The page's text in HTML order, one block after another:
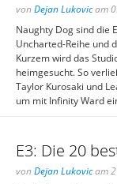
von Dejan Lukovicam
Naughty Dog sind die
Uncharted-Reihe und
Kurzem wird das
heimgesucht. So
Taylor Kurosaki und
um mit Infinity Ward
E3: Die 20
von Dejan Lukovicam